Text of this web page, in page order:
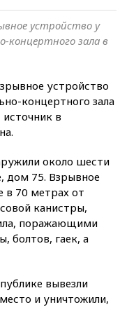
устройство у
концертного зала в
устройство
концертного зала
источник в
около шести
дом 75. Взрывное
в 70 метрах от
канистры,
поражающими
болтов, гаек, а
вывезли
и уничтожили,